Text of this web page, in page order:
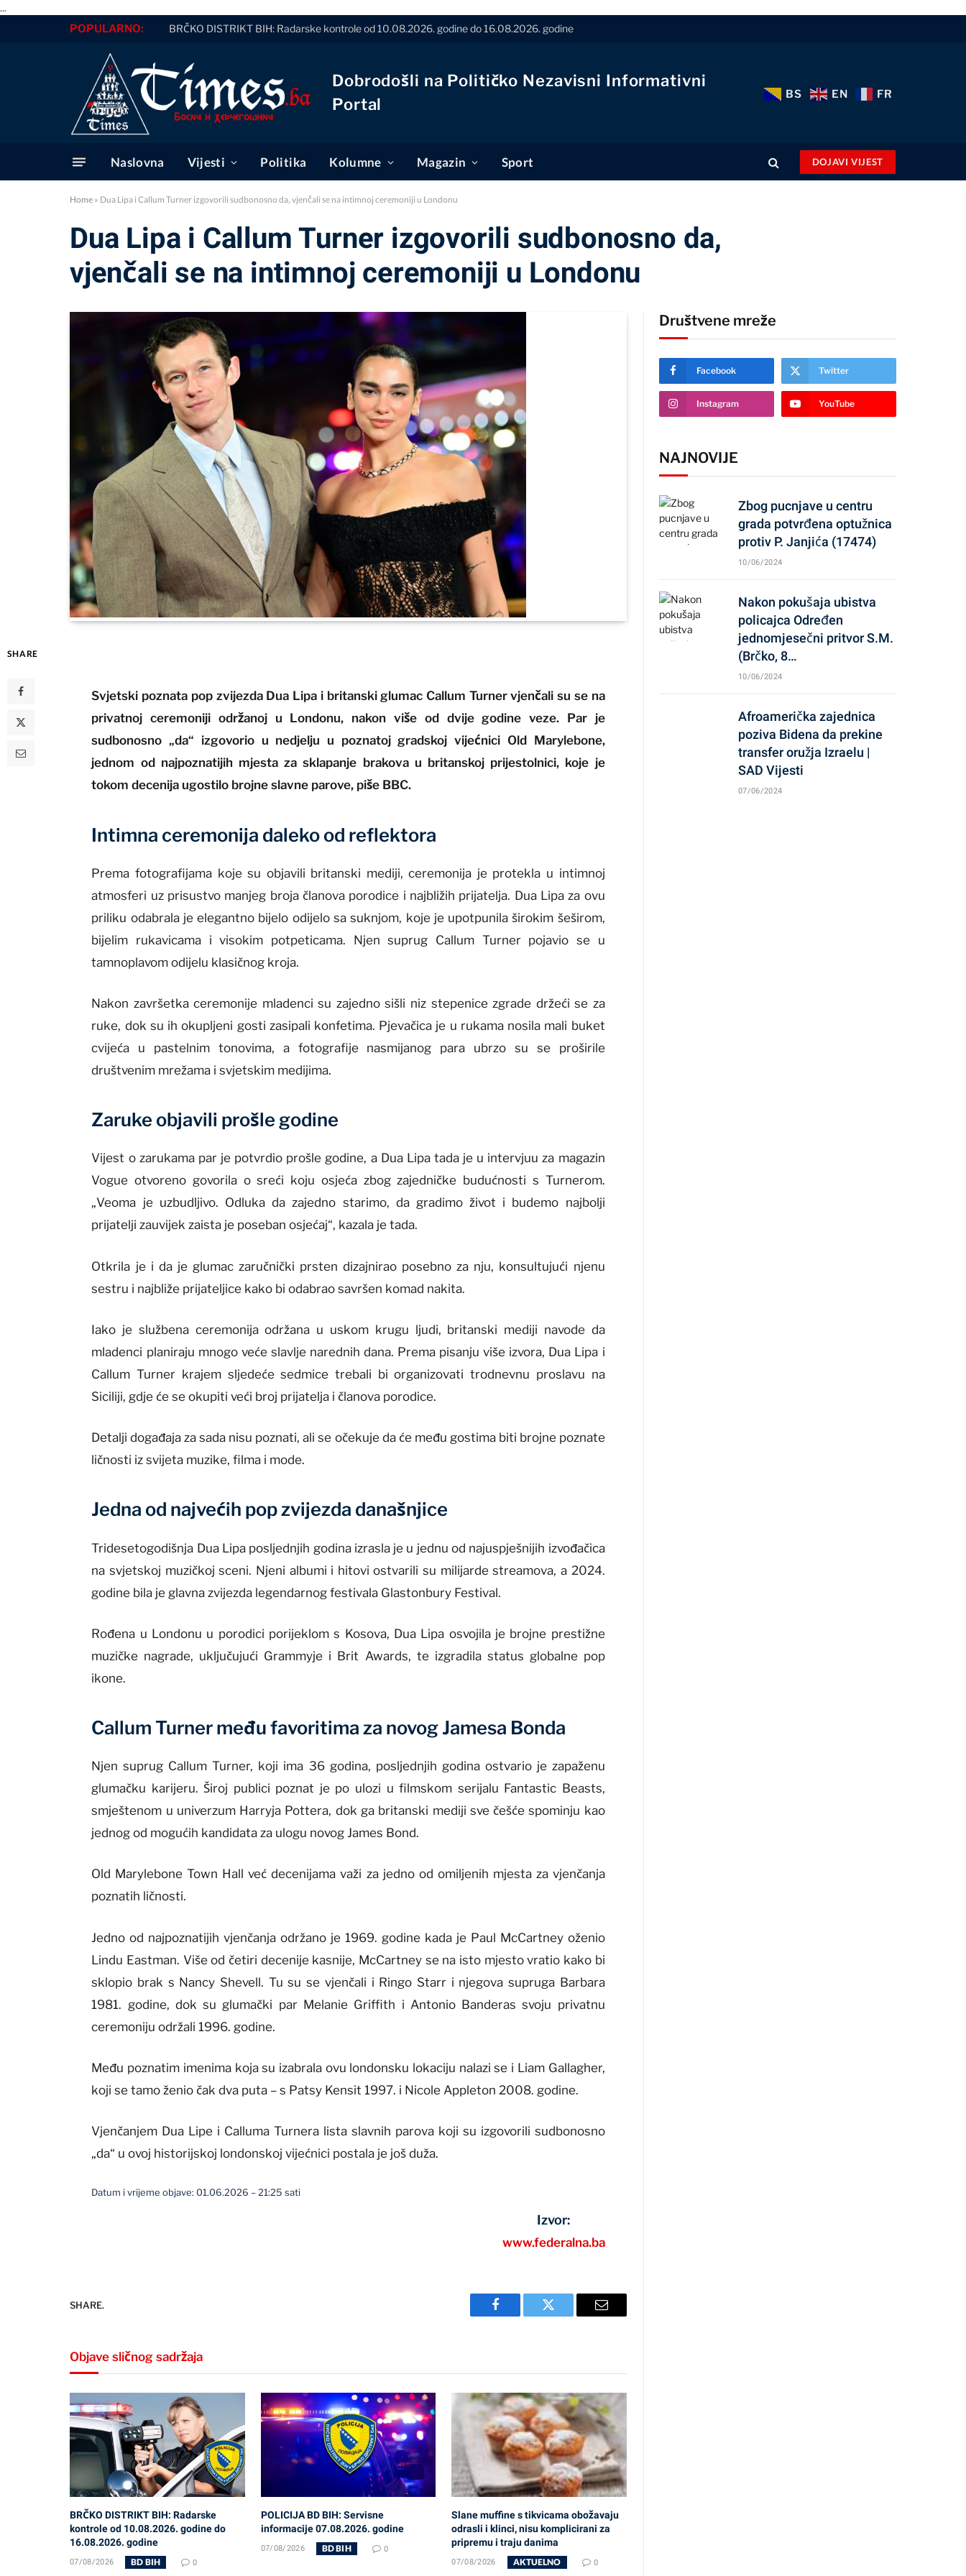
...
POPULARNO: BRČKO DISTRIKT BIH: Radarske kontrole od 10.08.2026. godine do 16.08.2026. godine
Dobrodošli na Političko Nezavisni Informativni
Portal
BS EN FR
Naslovna Vijesti Politika Kolumne Magazin Sport DOJAVI VIJEST
Home » Dua Lipa i Callum Turner izgovorili sudbonosno da, vjenčali se na intimnoj ceremoniji u Londonu
Dua Lipa i Callum Turner izgovorili sudbonosno da,
vjenčali se na intimnoj ceremoniji u Londonu
SHARE
Svjetski poznata pop zvijezda Dua Lipa i britanski glumac Callum Turnervjenčali su se na
privatnoj ceremoniji održanoj u Londonu, nakon više od dvije godine veze. Par je
sudbonosno „da“ izgovorio u nedjelju u poznatoj gradskoj vijećnici Old Marylebone,
jednom od najpoznatijih mjesta za sklapanje brakova u britanskoj prijestolnici, koje je
tokom decenija ugostilo brojne slavne parove, piše BBC.
Intimna ceremonija daleko od reflektora
Prema fotografijama koje su objavili britanski mediji, ceremonija je protekla u intimnoj
atmosferi uz prisustvo manjeg broja članova porodice i najbližih prijatelja. Dua Lipa za ovu
priliku odabrala je elegantno bijelo odijelo sa suknjom, koje je upotpunila širokim šeširom,
bijelim rukavicama i visokim potpeticama. Njen suprug Callum Turner pojavio se u
tamnoplavom odijelu klasičnog kroja.
Nakon završetka ceremonije mladenci su zajedno sišli niz stepenice zgrade držeći se za
ruke, dok su ih okupljeni gosti zasipali konfetima. Pjevačica je u rukama nosila mali buket
cvijeća u pastelnim tonovima, a fotografije nasmijanog para ubrzo su se proširile
društvenim mrežama i svjetskim medijima.
Zaruke objavili prošle godine
Vijest o zarukama par je potvrdio prošle godine, a Dua Lipa tada je u intervjuu za magazin
Vogue otvoreno govorila o sreći koju osjeća zbog zajedničke budućnosti s Turnerom.
„Veoma je uzbudljivo. Odluka da zajedno starimo, da gradimo život i budemo najbolji
prijatelji zauvijek zaista je poseban osjećaj“, kazala je tada.
Otkrila je i da je glumac zaručnički prsten dizajnirao posebno za nju, konsultujući njenu
sestru i najbliže prijateljice kako bi odabrao savršen komad nakita.
Iako je službena ceremonija održana u uskom krugu ljudi, britanski mediji navode da
mladenci planiraju mnogo veće slavlje narednih dana. Prema pisanju više izvora, Dua Lipa i
Callum Turner krajem sljedeće sedmice trebali bi organizovati trodnevnu proslavu na
Siciliji, gdje će se okupiti veći broj prijatelja i članova porodice.
Detalji događaja za sada nisu poznati, ali se očekuje da će među gostima biti brojne poznate
ličnosti iz svijeta muzike, filma i mode.
Jedna od najvećih pop zvijezda današnjice
Tridesetogodišnja Dua Lipa posljednjih godina izrasla je u jednu od najuspješnijih izvođačica
na svjetskoj muzičkoj sceni. Njeni albumi i hitovi ostvarili su milijarde streamova, a 2024.
godine bila je glavna zvijezda legendarnog festivala Glastonbury Festival.
Rođena u Londonu u porodici porijeklom s Kosova, Dua Lipa osvojila je brojne prestižne
muzičke nagrade, uključujući Grammyje i Brit Awards, te izgradila status globalne pop
ikone.
Callum Turner među favoritima za novog Jamesa Bonda
Njen suprug Callum Turner, koji ima 36 godina, posljednjih godina ostvario je zapaženu
glumačku karijeru. Široj publici poznat je po ulozi u filmskom serijalu Fantastic Beasts,
smještenom u univerzum Harryja Pottera, dok ga britanski mediji sve češće spominju kao
jednog od mogućih kandidata za ulogu novogJames Bond.
Old Marylebone Town Hall već decenijama važi za jedno od omiljenih mjesta za vjenčanja
poznatih ličnosti.
Jedno od najpoznatijih vjenčanja održano je 1969. godine kada je Paul McCartneyoženio
Lindu Eastman. Više od četiri decenije kasnije, McCartney se na isto mjesto vratio kako bi
sklopio brak s Nancy Shevell. Tu su se vjenčali i Ringo Starr i njegova supruga Barbara
1981. godine, dok su glumački par Melanie Griffith i Antonio Banderas svoju privatnu
ceremoniju održali 1996. godine.
Među poznatim imenima koja su izabrala ovu londonsku lokaciju nalazi se i Liam Gallagher,
koji se tamo ženio čak dva puta – s Patsy Kensit 1997. i Nicole Appleton 2008. godine.
Vjenčanjem Dua Lipe i Calluma Turnera lista slavnih parova koji su izgovorili sudbonosno
„da“ u ovoj historijskoj londonskoj vijećnici postala je još duža.
Datum i vrijeme objave: 01.06.2026 – 21:25 sati
Izvor:
www.federalna.ba
SHARE.
Facebook Twitter Email
Objave sličnog sadržaja
BRČKO DISTRIKT BIH: Radarske
kontrole od 10.08.2026. godine do
16.08.2026. godine
07/08/2026 BD BIH 0
POLICIJA BD BIH: Servisne
informacije 07.08.2026. godine
07/08/2026 BD BIH 0
Slane muffine s tikvicama obožavaju
odrasli i klinci, nisu komplicirani za
pripremu i traju danima
07/08/2026 AKTUELNO 0
Društvene mreže
Facebook Twitter
Instagram YouTube
NAJNOVIJE
Zbog pucnjave u centru
grada potvrđena optužnica
protiv P. Janjića (17474)
10/06/2024
Nakon pokušaja ubistva
policajca Određen
jednomjesečni pritvor S.M.
(Brčko, 8…
10/06/2024
Afroamerička zajednica
poziva Bidena da prekine
transfer oružja Izraelu |
SAD Vijesti
07/06/2024